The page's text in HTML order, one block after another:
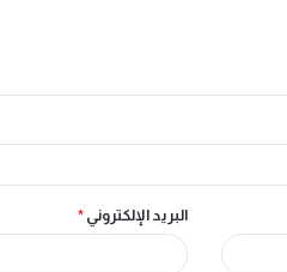
البريد الإلكتروني*